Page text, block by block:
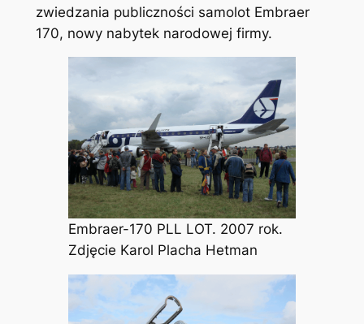
zwiedzania publiczności samolot Embraer
170, nowy nabytek narodowej firmy.
Embraer-170 PLL LOT. 2007 rok.
Zdjęcie Karol Placha Hetman